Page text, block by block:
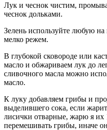
Лук и чеснок чистим,
чеснок дольками.
Зелень используйте любую
мелко режем.
В глубокой сковороде или
масло и обжариваем лук до
сливочного масла можно
масло.
К луку добавляем грибы и
выделившего сока, если
лисички отварные, жарю я их
перемешивать грибы, иначе